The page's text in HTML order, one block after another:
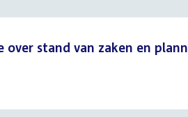
stand van zaken en